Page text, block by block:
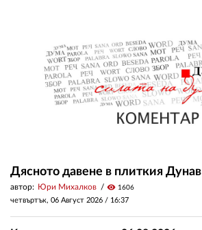
Дясното давене в плиткия Дунав
автор: Юри Михалков visibility 1606
четвъртък, 06 Август 2026 / 16:37